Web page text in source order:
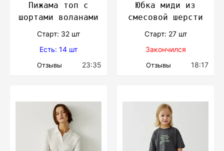
Пижама топ с
шортами воланами
Cтарт: 32 шт
Есть: 14 шт
Отзывы 23:35
Юбка миди из
смесовой шерсти
Cтарт: 27 шт
Закончился
Отзывы 18:17